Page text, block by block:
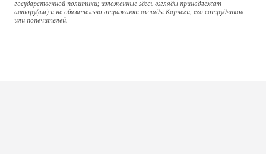
государственной политики; изложенные здесь взгляды принадлежат
автору(ам) и не обязательно отражают взгляды Карнеги, его сотрудников
или попечителей.